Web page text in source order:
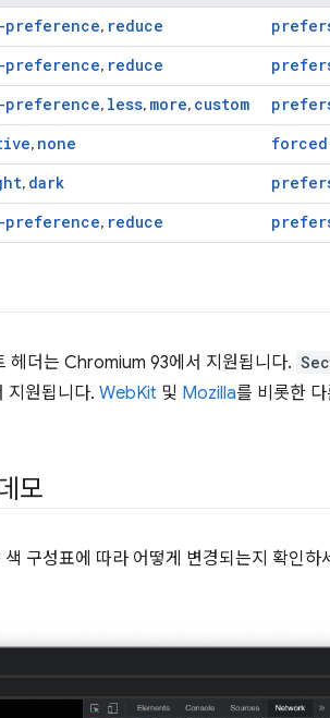
preference, reduce
preference, reduce
preference, less, more, custom
, none
, dark
preference, reduce
헤더는 Chromium 93에서 지원됩니다.
지원됩니다. WebKit 및 Mozilla를 비롯한
모
구성표에 따라 어떻게 변경되는지 확인하